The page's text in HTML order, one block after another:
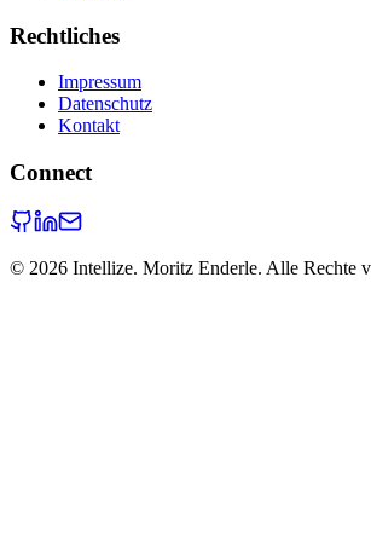
Rechtliches
Impressum
Datenschutz
Kontakt
Connect
© 2026 Intellize. Moritz Enderle. Alle Rechte